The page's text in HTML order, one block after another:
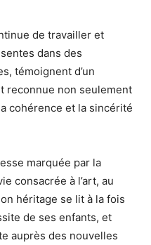
de travailler et
dans des
témoignent d’un
reconnue non seulement
cohérence et la sincérité
marquée par la
consacrée à l’art, au
héritage se lit à la fois
de ses enfants, et
auprès des nouvelles